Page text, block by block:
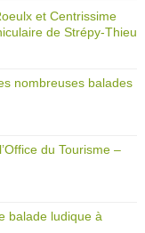
et Centrissime
de Strépy-Thieu
nombreuses balades
du Tourisme –
balade ludique à